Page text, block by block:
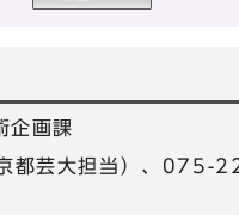
企画課
大担当）、075-